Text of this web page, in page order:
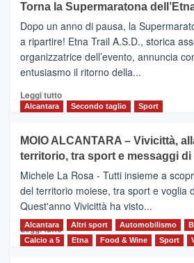
BROOKS
SuperMaratona
dell’Etna,
presentata
l’edizione
2026
Torna la Supermaratona
Dopo un anno di pausa, la
a ripartire! Etna Trail A.S.D., storica
organizzatrice dell’evento, annuncia
entusiasmo il ritorno della...
Leggi tuttoLeggi
Torna
la
Supermaratona
dell’Etna
Alcantara Secondo taglio Sport
MOIO ALCANTARA – Vivicittà,
territorio, tra sport e messaggi di
Michele La Rosa - Tutti insieme a
del territorio moiese, tra sport e voglia
Quest'anno Vivicittà ha visto...
Leggi tutto Leggi
Alcantara Altri sport Automobilismo
Calcio a 5
Etna Food & Wine Sport